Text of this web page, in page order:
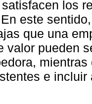
los
este
que una
valor pueden
e